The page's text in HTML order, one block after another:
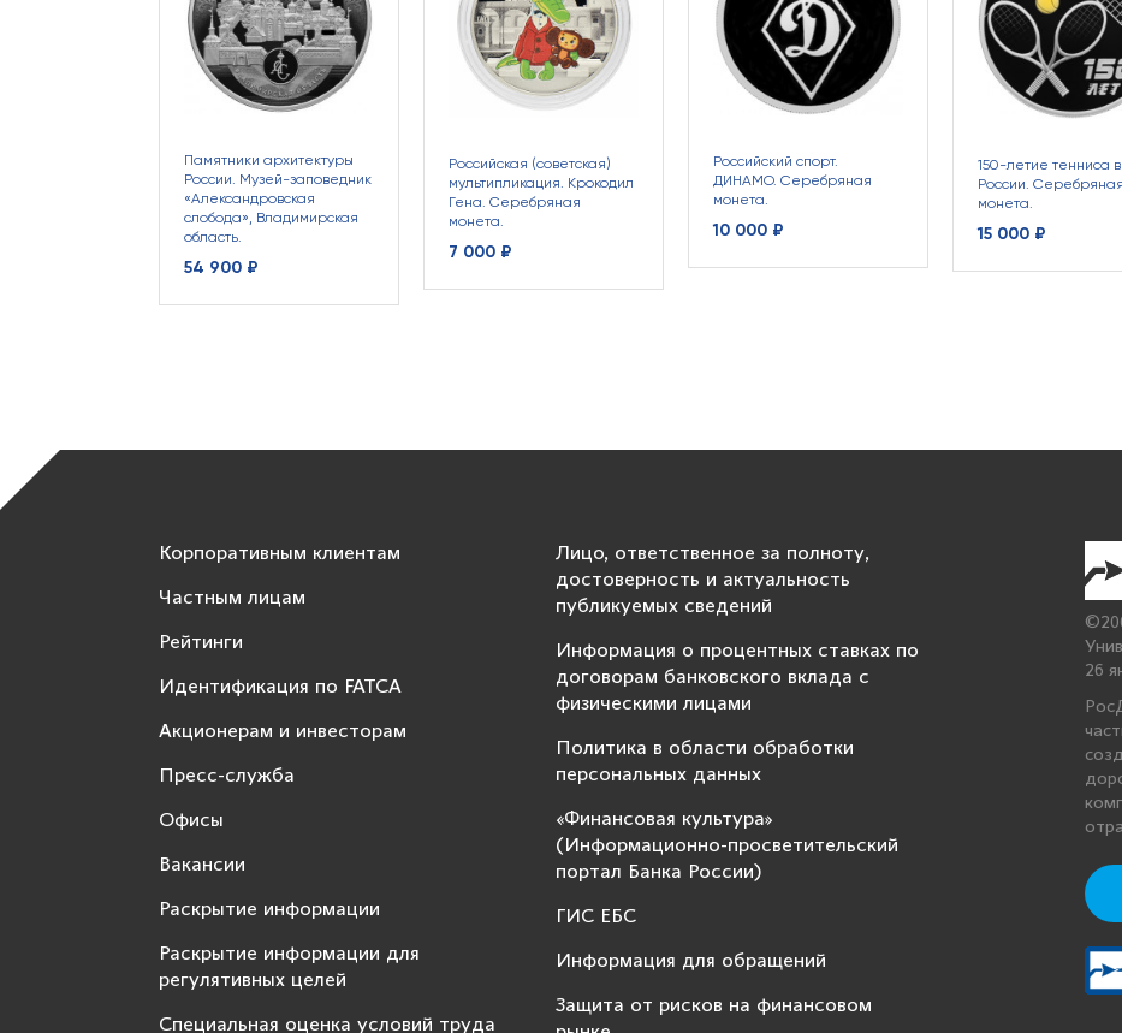
Памятники архитектуры
России. Музей-заповедник
«Александровская
слобода», Владимирская
область.
54 900 ₽
Российская (советская)
мультипликация. Крокодил
Гена. Серебряная
монета.
7 000 ₽
Российский спорт.
ДИНАМО. Серебряная
монета.
10 000 ₽
150-летие тенниса в
России. Серебряная
монета.
15 000 ₽
Корпоративным клиентам
Частным лицам
Рейтинги
Идентификация по FATCA
Акционерам и инвесторам
Пресс-служба
Офисы
Вакансии
Раскрытие информации
Раскрытие информации для
регулятивных целей
Специальная оценка условий труда
Лицо, ответственное за полноту,
достоверность и актуальность
публикуемых сведений
Информация о процентных ставках по
договорам банковского вклада с
физическими лицами
Политика в области обработки
персональных данных
«Финансовая культура»
(Информационно-просветительский
портал Банка России)
ГИС ЕБС
Информация для обращений
Защита от рисков на финансовом
26